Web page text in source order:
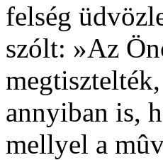
felség
szólt: »Az
annyiban is,
mellyel a